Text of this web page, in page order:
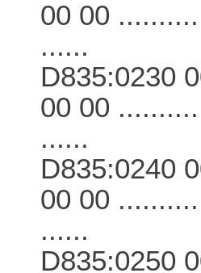
00 00 ..........
......
D835:0230
00 00 ..........
......
D835:0240
00 00 ..........
......
D835:0250